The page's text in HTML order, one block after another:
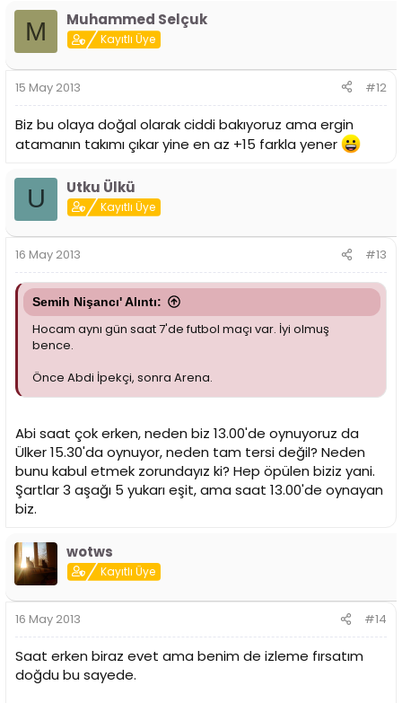
M Muhammed Selçuk
Kayıtlı Üye
15 May 2013 #12
Biz bu olaya doğal olarak ciddi bakıyoruz ama ergin
atamanın takımı çıkar yine en az +15 farkla yener
U Utku Ülkü
Kayıtlı Üye
16 May 2013 #13
Semih Nişancı' Alıntı:
Hocam aynı gün saat 7'de futbol maçı var. İyi olmuş
bence.
Önce Abdi İpekçi, sonra Arena.
Abi saat çok erken, neden biz 13.00'de oynuyoruz da
Ülker 15.30'da oynuyor, neden tam tersi değil? Neden
bunu kabul etmek zorundayız ki? Hep öpülen biziz yani.
Şartlar 3 aşağı 5 yukarı eşit, ama saat 13.00'de oynayan
biz.
wotws
Kayıtlı Üye
16 May 2013 #14
Saat erken biraz evet ama benim de izleme fırsatım
doğdu bu sayede.